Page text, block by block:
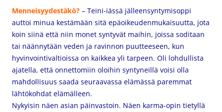
Menneisyydestäkö? – Teini-iässä jälleensyntymisoppi
auttoi minua kestämään sitä epäoikeudenmukaisuutta, jota
koin siinä että niin monet syntyvät maihin, joissa soditaan
tai näännytään veden ja ravinnon puutteeseen, kun
hyvinvointivaltioissa on kaikkea yli tarpeen. Oli lohdullista
ajatella, että onnettomiin oloihin syntyneillä voisi olla
mahdollisuus saada seuraavassa elämässä paremmat
lähtökohdat elämälleen.
Nykyisin näen asian päinvastoin. Näen karma-opin tietyllä